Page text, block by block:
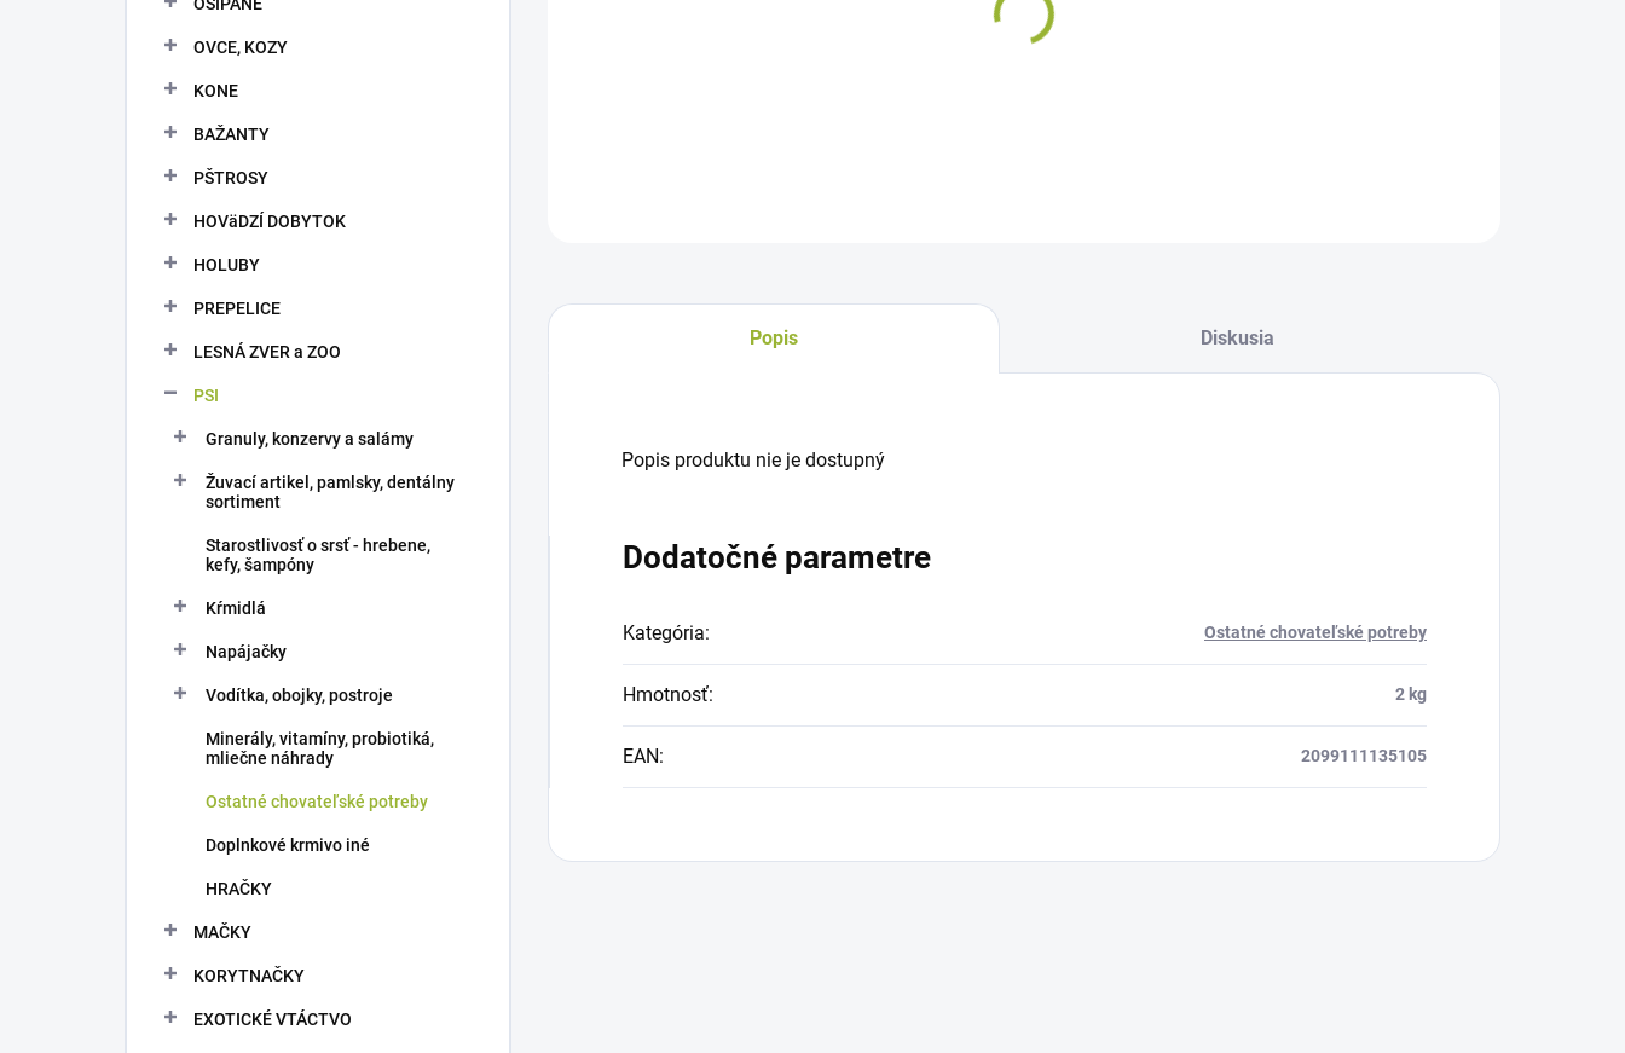
OVCE, KOZY
KONE
BAŽANTY
PŠTROSY
HOVäDZÍ DOBYTOK
HOLUBY
PREPELICE
LESNÁ ZVER a ZOO
PSI
Granuly, konzervy a salámy
Žuvací artikel, pamlsky, dentálny
sortiment
Starostlivosť o srsť - hrebene,
kefy, šampóny
Kŕmidlá
Napájačky
Vodítka, obojky, postroje
Minerály, vitamíny, probiotiká,
mliečne náhrady
Ostatné chovateľské potreby
Doplnkové krmivo iné
HRAČKY
MAČKY
KORYTNAČKY
EXOTICKÉ VTÁCTVO
Popis Diskusia
Popis produktu nie je dostupný
Dodatočné parametre
Kategória: Ostatné chovateľské potreby
Hmotnosť: 2 kg
EAN: 2099111135105